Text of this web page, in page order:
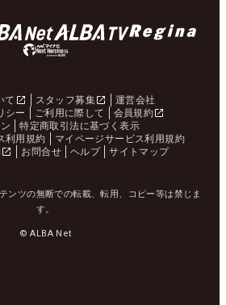
て スタッフ募集
運営会社
シー
ご利用に際して
会員規約
特定商取引法に基づく表示
利用規約
マイページサービス利用規約
お問合せ ヘルプ サイトマップ
ンツの無断での転載、転用、コピー等は禁じま
す。
© ALBA Net